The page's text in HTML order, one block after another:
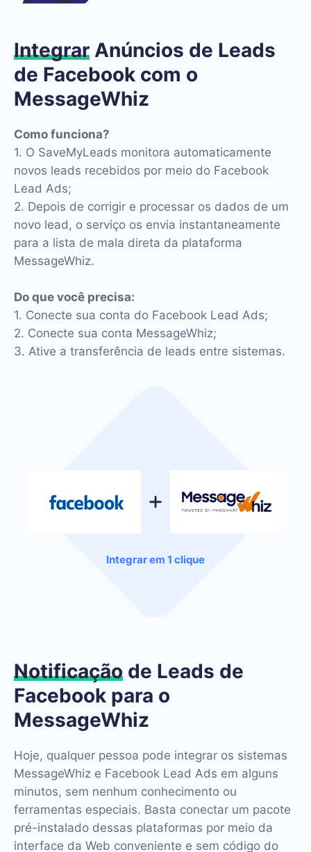
Integrar em 1 clique
Integrar Anúncios de Leads
de Facebook com o
MessageWhiz
Como funciona?
1. O SaveMyLeads monitora automaticamente
novos leads recebidos por meio do Facebook
Lead Ads;
2. Depois de corrigir e processar os dados de um
novo lead, o serviço os envia instantaneamente
para a lista de mala direta da plataforma
MessageWhiz.
Do que você precisa:
1. Conecte sua conta do Facebook Lead Ads;
2. Conecte sua conta MessageWhiz;
3. Ative a transferência de leads entre sistemas.
Notificação de Leads de
Facebook para o
MessageWhiz
Hoje, qualquer pessoa pode integrar os sistemas
MessageWhiz e Facebook Lead Ads em alguns
minutos, sem nenhum conhecimento ou
ferramentas especiais. Basta conectar um pacote
pré-instalado dessas plataformas por meio da
interface da Web conveniente e sem código do